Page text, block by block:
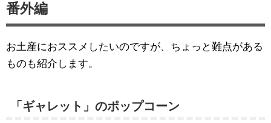
番外編
お土産におススメしたいのですが、ちょっと難点がある
ものも紹介します。
「ギャレット」のポップコーン